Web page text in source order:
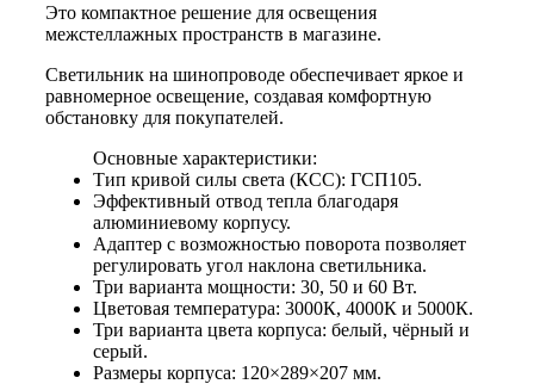
Это компактное решение для освещения
межстеллажных пространств в магазине.
Светильник на шинопроводе обеспечивает яркое и
равномерное освещение, создавая комфортную
обстановку для покупателей.
Основные характеристики:
Тип кривой силы света (КСС): ГСП105.
Эффективный отвод тепла благодаря
алюминиевому корпусу.
Адаптер с возможностью поворота позволяет
регулировать угол наклона светильника.
Три варианта мощности: 30, 50 и 60 Вт.
Цветовая температура: 3000К, 4000К и 5000К.
Три варианта цвета корпуса: белый, чёрный и
серый.
Размеры корпуса: 120×289×207 мм.